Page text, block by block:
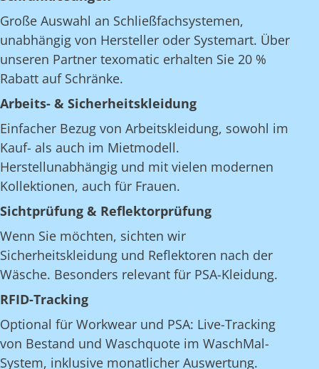
Große Auswahl an Schließfachsystemen,
unabhängig von Hersteller oder Systemart. Über
unseren Partner texomatic erhalten Sie 20 %
Rabatt auf Schränke.
Arbeits- & Sicherheitskleidung
Einfacher Bezug von Arbeitskleidung, sowohl im
Kauf- als auch im Mietmodell.
Herstellunabhängig und mit vielen modernen
Kollektionen, auch für Frauen.
Sichtprüfung & Reflektorprüfung
Wenn Sie möchten, sichten wir
Sicherheitskleidung und Reflektoren nach der
Wäsche. Besonders relevant für PSA-Kleidung.
RFID-Tracking
Optional für Workwear und PSA: Live-Tracking
von Bestand und Waschquote im WaschMal-
System, inklusive monatlicher Auswertung.